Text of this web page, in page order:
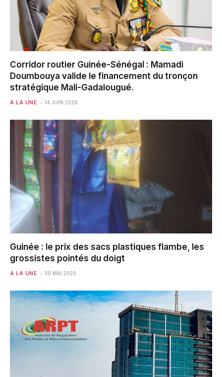
Corridor routier Guinée-Sénégal : Mamadi
Doumbouya valide le financement du tronçon
stratégique Mali-Gadalougué.
A LA UNE 14 JUIN 2026
Guinée : le prix des sacs plastiques flambe, les
grossistes pointés du doigt
A LA UNE 30 MAI 2026